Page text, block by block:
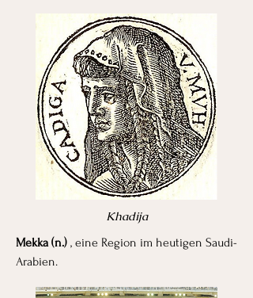
Khadija
Mekka (n.) , eine Region im heutigen Saudi-
Arabien.